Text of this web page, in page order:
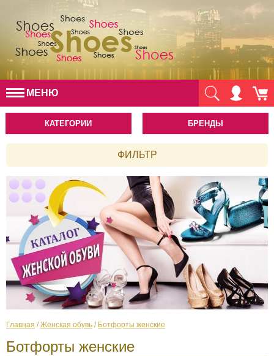
МЕНЮ
КАТЕГОРИИ БРЕНДЫ
ФИЛЬТР
Главная /Женская обувь / Ботфорты женские
Ботфорты женские